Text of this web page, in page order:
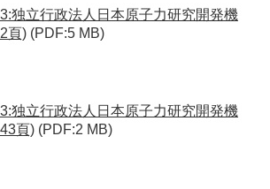
3:独立行政法人日本原子力研究開発機
頁) (PDF:5 MB)
3:独立行政法人日本原子力研究開発機
頁) (PDF:2 MB)